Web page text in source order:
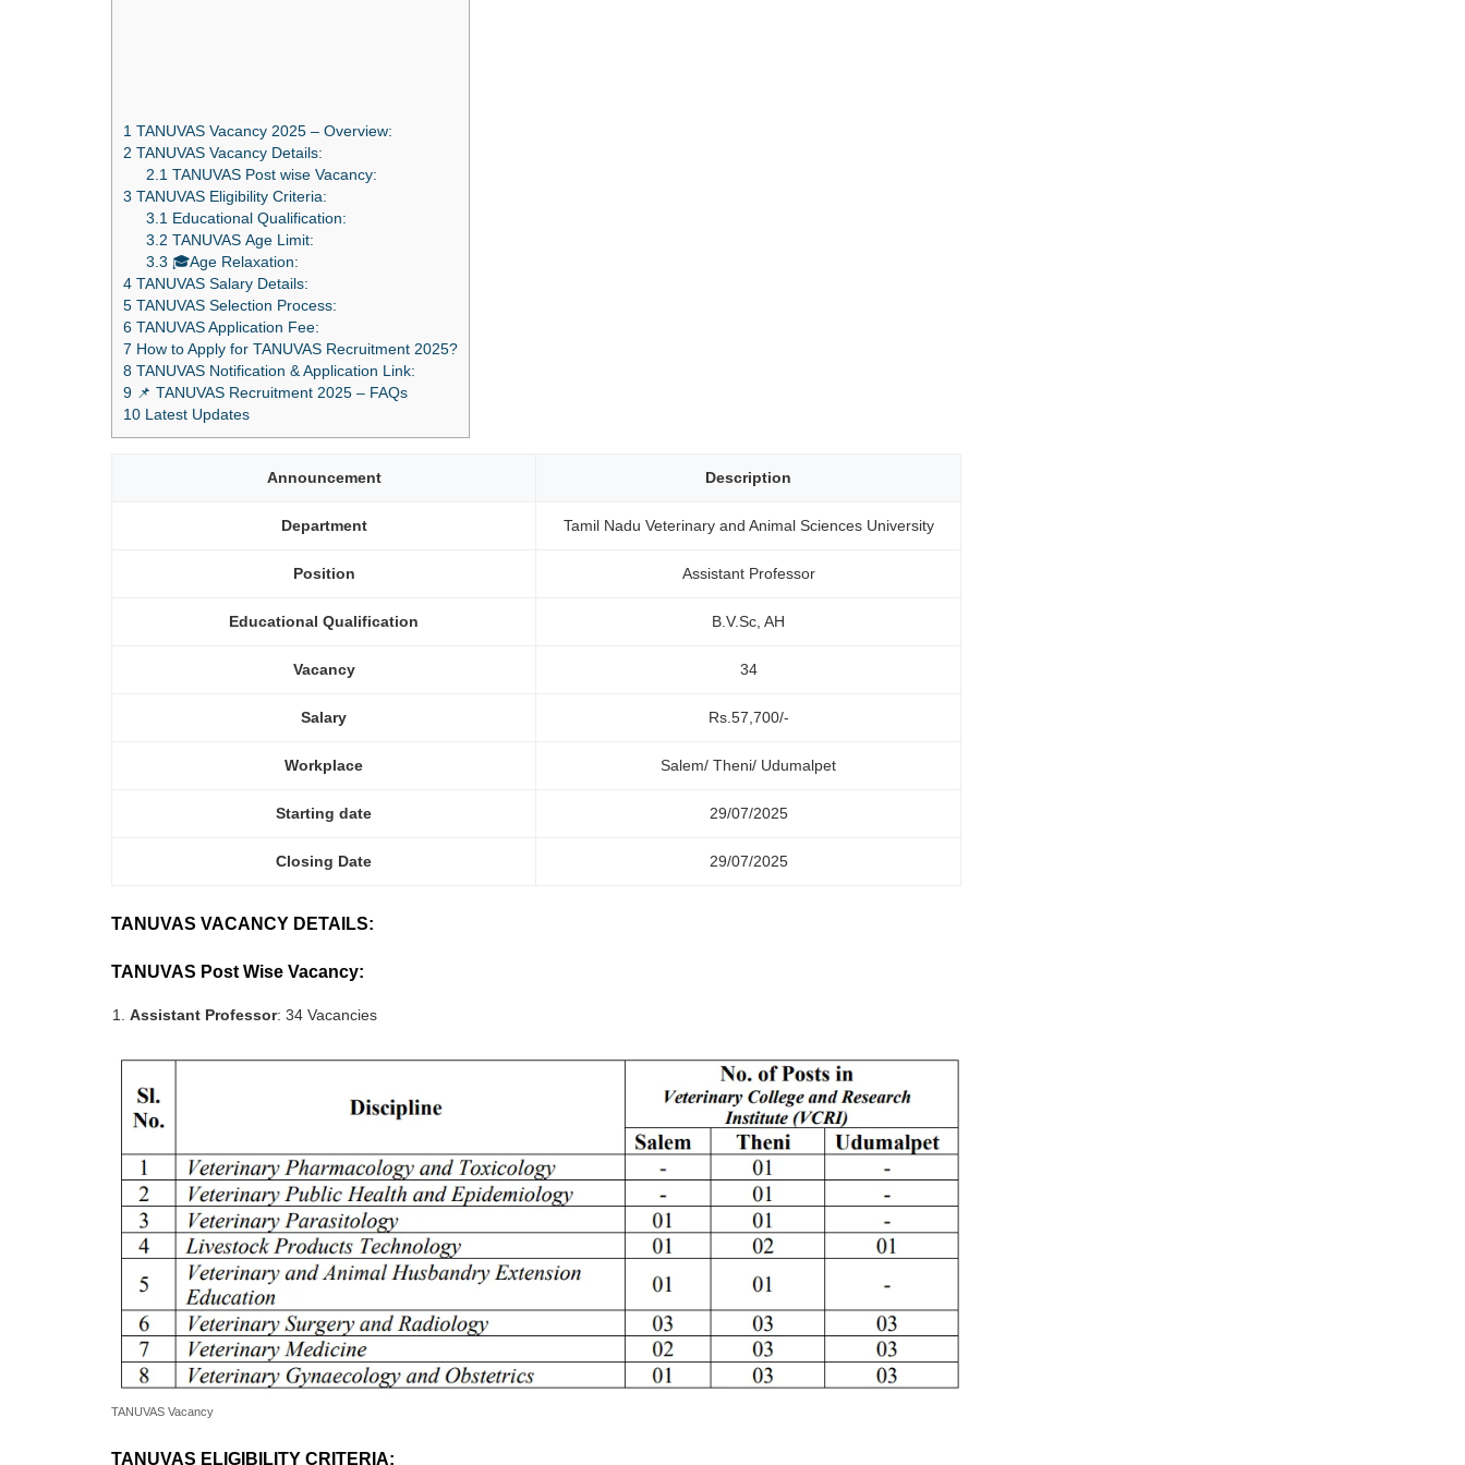
1 TANUVAS Vacancy 2025 – Overview:
2 TANUVAS Vacancy Details:
2.1TANUVAS Post wise Vacancy:
3 TANUVAS Eligibility Criteria:
3.1Educational Qualification:
3.2 TANUVAS Age Limit:
3.3 🎓Age Relaxation:
4 TANUVAS Salary Details:
5 TANUVAS Selection Process:
6 TANUVAS Application Fee:
7 How to Apply for TANUVAS Recruitment 2025?
8 TANUVAS Notification & Application Link:
9 📌 TANUVAS Recruitment 2025 – FAQs
10 Latest Updates
Announcement Description
Department Tamil Nadu Veterinary and Animal Sciences University
Position Assistant Professor
Educational Qualification B.V.Sc, AH
Vacancy 34
Salary Rs.57,700/-
Workplace Salem/ Theni/ Udumalpet
Starting date 29/07/2025
Closing Date 29/07/2025
TANUVAS VACANCY DETAILS:
TANUVAS Post Wise Vacancy:
Assistant Professor: 34 Vacancies
TANUVAS Vacancy
TANUVAS ELIGIBILITY CRITERIA: